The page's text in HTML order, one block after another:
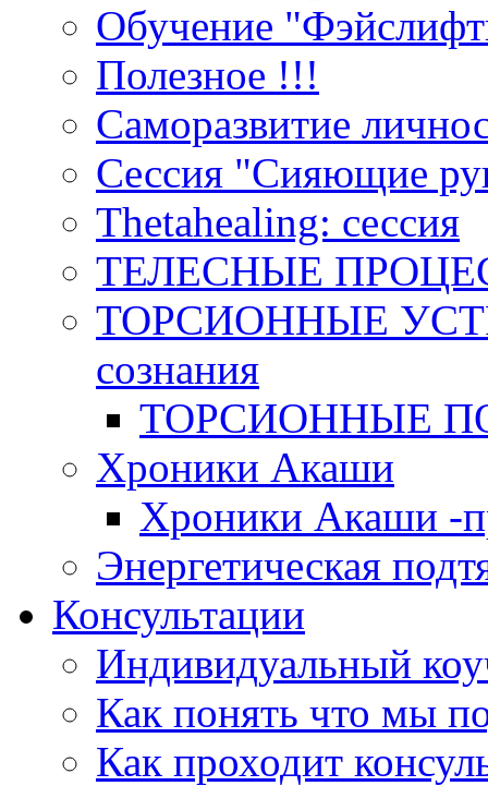
Обучение
Полезное !!!
Саморазвитие
Сессия "Сияющие
Тhetahealing: сессия
ТЕЛЕСНЫЕ
ТОРСИОННЫЕ
сознания
ТОРСИОННЫЕ
Хроники Акаши
Хроники Акаши -
Энергетическая
Консультации
Индивидуальный
Как понять что мы
Как проходит